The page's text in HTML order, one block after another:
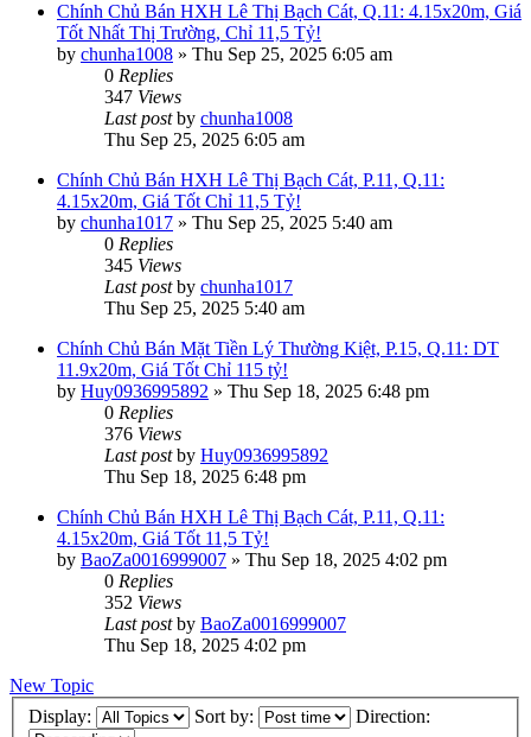
Chính Chủ Bán HXH Lê Thị Bạch Cát, Q.11: 4.15x20m, Giá
Tốt Nhất Thị Trường, Chỉ 11,5 Tỷ!
by chunha1008 » Thu Sep 25, 2025 6:05 am
0 Replies
347 Views
Last postby chunha1008
Thu Sep 25, 2025 6:05 am
Chính Chủ Bán HXH Lê Thị Bạch Cát, P.11, Q.11:
4.15x20m, Giá Tốt Chỉ 11,5 Tỷ!
by chunha1017 » Thu Sep 25, 2025 5:40 am
0 Replies
345 Views
Last postby chunha1017
Thu Sep 25, 2025 5:40 am
Chính Chủ Bán Mặt Tiền Lý Thường Kiệt, P.15, Q.11: DT
11.9x20m, Giá Tốt Chỉ 115 tỷ!
by Huy0936995892 » Thu Sep 18, 2025 6:48 pm
0 Replies
376 Views
Last postby Huy0936995892
Thu Sep 18, 2025 6:48 pm
Chính Chủ Bán HXH Lê Thị Bạch Cát, P.11, Q.11:
4.15x20m, Giá Tốt 11,5 Tỷ!
by BaoZa0016999007 » Thu Sep 18, 2025 4:02 pm
0 Replies
352 Views
Last postby BaoZa0016999007
Thu Sep 18, 2025 4:02 pm
New Topic
Display:
Sort by: Direction: